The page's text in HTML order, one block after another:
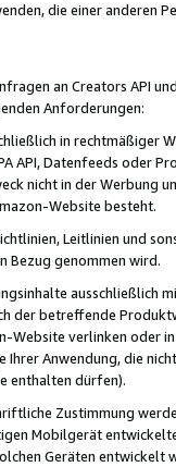
die einer anderen
an Creators API
Anforderungen:
in rechtmäßiger
API, Datenfeeds oder
nicht in der Werbung
Website besteht.
Leitlinien und
Bezug genommen wird.
ausschließlich
der betreffende
Website verlinken oder
Anwendung, die
enthalten dürfen).
Zustimmung
Mobilgerät
Geräten